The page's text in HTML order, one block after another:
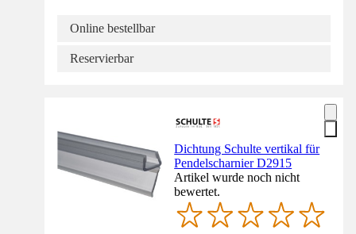
Online bestellbar
Reservierbar
Dichtung Schulte vertikal für
Pendelscharnier D2915
Artikel wurde noch nicht
bewertet.